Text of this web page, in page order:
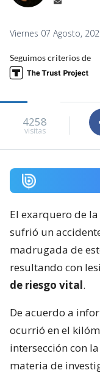
Viernes 07 Agosto,
Seguimos criterios de
4258
visitas
El exarquero de
sufrió un
madrugada de
resultando con
de riesgo vital.
De acuerdo a
ocurrió en el
intersección con
materia de